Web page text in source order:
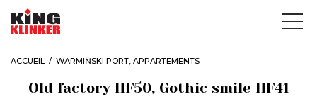
ACCUEIL WARMIŃSKI PORT, APPARTEMENTS
Old factory HF50, Gothic smile HF41